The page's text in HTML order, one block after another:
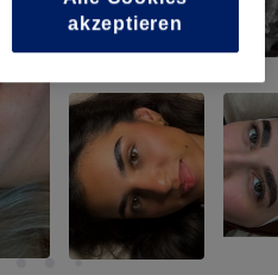
akzeptieren